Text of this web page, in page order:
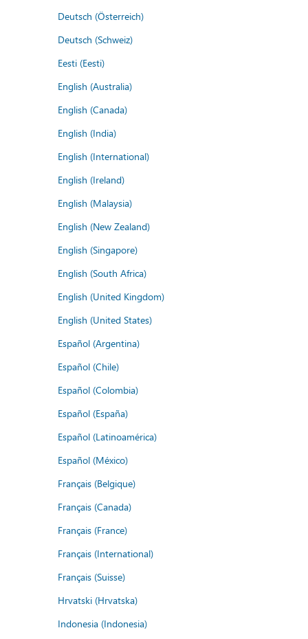
Deutsch (Österreich)
Deutsch (Schweiz)
Eesti (Eesti)
English (Australia)
English (Canada)
English (India)
English (International)
English (Ireland)
English (Malaysia)
English (New Zealand)
English (Singapore)
English (South Africa)
English (United Kingdom)
English (United States)
Español (Argentina)
Español (Chile)
Español (Colombia)
Español (España)
Español (Latinoamérica)
Español (México)
Français (Belgique)
Français (Canada)
Français (France)
Français (International)
Français (Suisse)
Hrvatski (Hrvatska)
Indonesia (Indonesia)